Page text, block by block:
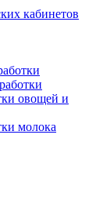
кабинетов
овощей и
молока